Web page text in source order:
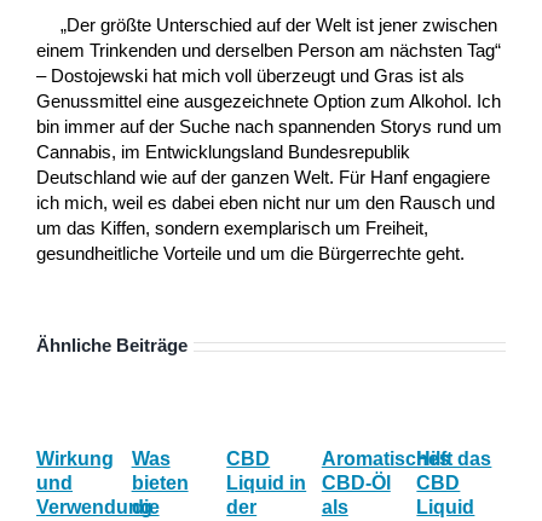
„Der größte Unterschied auf der Welt ist jener zwischen
einem Trinkenden und derselben Person am nächsten Tag“
– Dostojewski hat mich voll überzeugt und Gras ist als
Genussmittel eine ausgezeichnete Option zum Alkohol. Ich
bin immer auf der Suche nach spannenden Storys rund um
Cannabis, im Entwicklungsland Bundesrepublik
Deutschland wie auf der ganzen Welt. Für Hanf engagiere
ich mich, weil es dabei eben nicht nur um den Rausch und
um das Kiffen, sondern exemplarisch um Freiheit,
gesundheitliche Vorteile und um die Bürgerrechte geht.
Ähnliche Beiträge
Wirkung
und
Verwendung
Was
bieten
die
CBD
Liquid in
der
Aromatisches
CBD-Öl
als
Hilft das
CBD
Liquid